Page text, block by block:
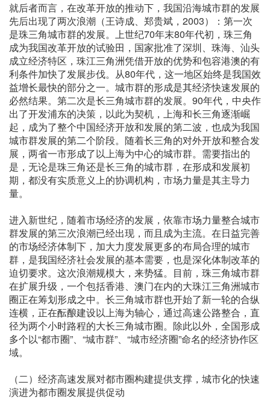
就后者而言，在改革开放的推动下，我国沿海城市群的发展
先后出现了两次浪潮（王诗成、郑贵斌，2003）：第一次
是珠三角城市群的发展。上世纪70年末80年代初，珠三角
成为我国改革开放的试验田，国家批准了深圳、珠海、汕头
成立经济特区，珠江三角洲凭借开放的优势和包容港澳的有
利条件加快了发展步伐。从80年代，这一地区始终是我国效
益增长最快的部分之一。城市群的形成是其经济快速发展的
必然结果。第二次是长三角城市群的发展。90年代，中央作
出了开发浦东的决策，以此为契机，上海和长三角逐渐崛
起，成为了整个中国经济开放和发展的第二波，也成为我国
城市群发展的第二个阶段。随着长三角的对外开放和整合发
展，两省一市形成了以上海为中心的城市群。需要指出的
是，无论是珠三角还是长三角的城市群，在形成和发展初
期，都没有实质意义上的协调机构，市场力量是其主导力
量。
进入新世纪，随着市场经济的发展，依靠市场力量整合城市
群发展的第三次浪潮已经出现，而且成为主流。在日益完善
的市场经济体制下，加大力度发展更多的布局合理的城市
群，是我国经济社会发展的基本需要，也是深化体制改革的
迫切要求。这次浪潮规模大，来势猛。目前，珠三角城市群
在扩展升级，一个包括香港、澳门在内的大珠江三角洲城市
圈正在筹划形成之中。长三角城市群也开始了新一轮的合纵
连横，正在酝酿建设以上海为轴心，通过高速公路整合，直
径为两个小时路程的大长三角城市圈。除此以外，全国形成
多个以“都市圈”、“城市群”、“城市经济圈”命名的经济协作区
域。
（二）经济高速发展对都市圈构建提供支撑，城市化的快速
演进为都市圈发展提供促动